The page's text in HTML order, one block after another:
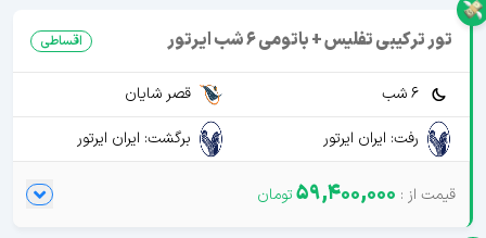
تور ترکیبی تفلیس + باتومی 6 شب ایرتور اقساطی
6 شب
قصر شایان
رفت: ایران ایرتور
برگشت: ایران ایرتور
59,400,000